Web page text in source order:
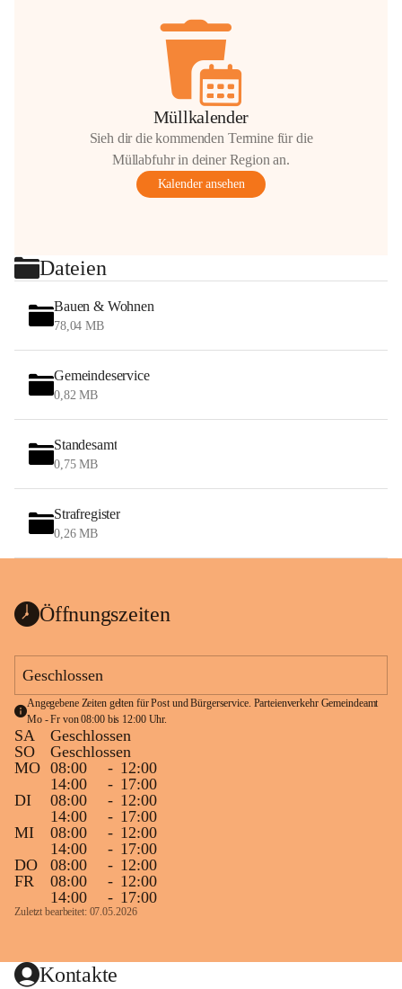
Müllkalender
Sieh dir die kommenden Termine für die
Müllabfuhr in deiner Region an.
Kalender ansehen
Dateien
Bauen & Wohnen
78,04 MB
Gemeindeservice
0,82 MB
Standesamt
0,75 MB
Strafregister
0,26 MB
Öffnungszeiten
Geschlossen
Angegebene Zeiten gelten für Post und Bürgerservice. Parteienverkehr Gemeindeamt
Mo - Fr von 08:00 bis 12:00 Uhr.
SA
Geschlossen
SO
Geschlossen
MO 08:00 - 12:00
14:00
- 17:00
DI
08:00 - 12:00
14:00
- 17:00
MI
08:00 - 12:00
14:00
- 17:00
DO
08:00 - 12:00
FR
08:00 - 12:00
14:00
- 17:00
Zuletzt bearbeitet: 07.05.2026
Kontakte